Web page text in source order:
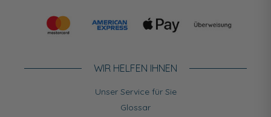
WIR HELFEN IHNEN
Unser Service für Sie
Glossar